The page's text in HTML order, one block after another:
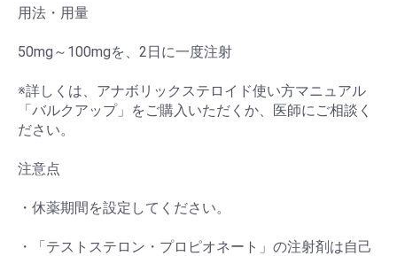
用法・用量
50mg～100mgを、2日に一度注射
※詳しくは、アナボリックステロイド使い方マニュアル
「バルクアップ」をご購入いただくか、医師にご相談く
ださい。
注意点
・休薬期間を設定してください。
・「テストステロン・プロピオネート」の注射剤は自己